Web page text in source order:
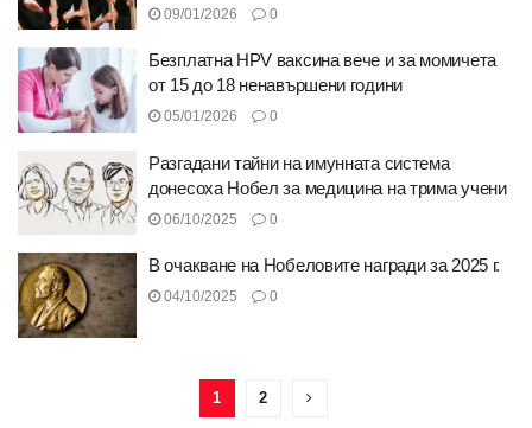
09/01/2026 0
Безплатна HPV ваксина вече и за момичета
от 15 до 18 ненавършени години
05/01/2026 0
Разгадани тайни на имунната система
донесоха Нобел за медицина на трима учени
06/10/2025 0
В очакване на Нобеловите награди за 2025 г.
04/10/2025 0
1 2